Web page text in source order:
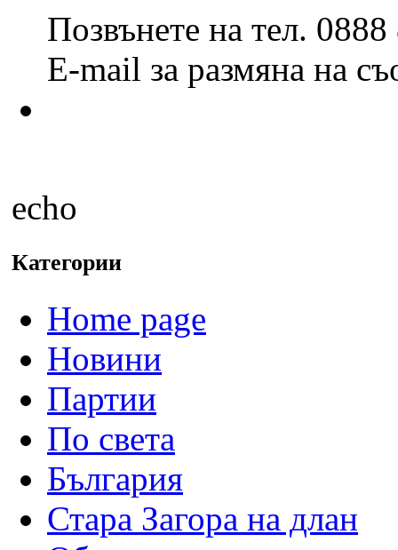
Позвънете на тел.
E-mail за размяна на
echo
Категории
Home page
Новини
Партии
По света
България
Стара Загора на длан